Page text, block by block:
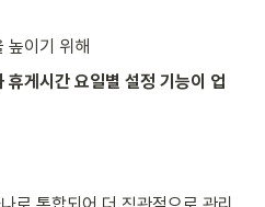
높이기 위해
게시간 요일별 설정 기능이 업